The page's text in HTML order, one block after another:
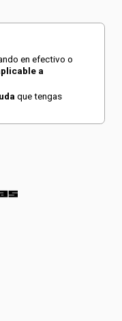
en efectivo o
a
que tengas